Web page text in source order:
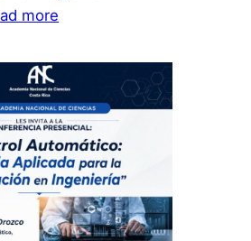
more
Internacional
de
Videos
“Descubramos
a
las
Científicas”: